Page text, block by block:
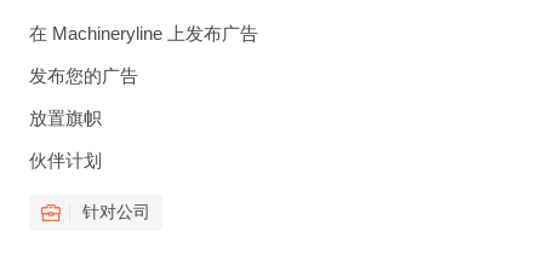
在 Machineryline 上发布广告
发布您的广告
放置旗帜
伙伴计划
针对公司